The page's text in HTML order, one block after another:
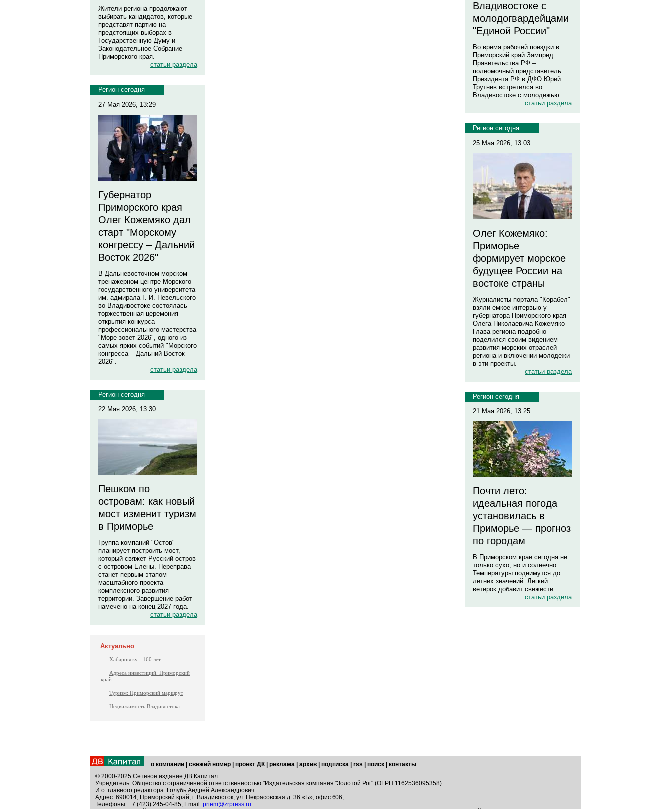
Жители региона продолжают
выбирать кандидатов, которые
представят партию на
предстоящих выборах в
Государственную Думу и
Законодательное Собрание
Приморского края.
статьи раздела
Регион сегодня
27 Мая 2026, 13:29
Губернатор
Приморского края
Олег Кожемяко дал
старт "Морскому
конгрессу – Дальний
Восток 2026"
В Дальневосточном морском
тренажерном центре Морского
государственного университета
им. адмирала Г. И. Невельского
во Владивостоке состоялась
торжественная церемония
открытия конкурса
профессионального мастерства
"Море зовет 2026", одного из
самых ярких событий "Морского
конгресса – Дальний Восток
2026".
статьи раздела
Регион сегодня
22 Мая 2026, 13:30
Пешком по
островам: как новый
мост изменит туризм
в Приморье
Группа компаний "Остов"
планирует построить мост,
который свяжет Русский остров
с островом Елены. Переправа
станет первым этапом
масштабного проекта
комплексного развития
территории. Завершение работ
намечено на конец 2027 года.
статьи раздела
Актуально
Хабаровску - 160 лет
Адреса инвестиций. Приморский
край
Туризм: Приморский маршрут
Недвижимость Владивостока
Владивостоке с
молодогвардейцами
"Единой России"
Во время рабочей поездки в
Приморский край Зампред
Правительства РФ –
полномочный представитель
Президента РФ в ДФО Юрий
Трутнев встретился во
Владивостоке с молодежью.
статьи раздела
Регион сегодня
25 Мая 2026, 13:03
Олег Кожемяко:
Приморье
формирует морское
будущее России на
востоке страны
Журналисты портала "Корабел"
взяли емкое интервью у
губернатора Приморского края
Олега Николаевича Кожемяко
Глава региона подробно
поделился своим видением
развития морских отраслей
региона и включении молодежи
в эти проекты.
статьи раздела
Регион сегодня
21 Мая 2026, 13:25
Почти лето:
идеальная погода
установилась в
Приморье — прогноз
по городам
В Приморском крае сегодня не
только сухо, но и солнечно.
Температуры поднимутся до
летних значений. Легкий
ветерок добавит свежести.
статьи раздела
о компании свежий номер проект ДК реклама архив подписка rss поиск
контакты
© 2000-2025 Сетевое издание ДВ Капитал
Учредитель: Общество с ограниченной ответственностью "Издательская компания "Золотой Рог" (ОГРН 1162536095358)
И.о. главного редактора: Голубь Андрей Александрович
Адрес: 690014, Приморский край, г. Владивосток, ул. Некрасовская д. 36 «Б», офис 606;
Телефоны: +7 (423) 245-04-85; Email: priem@zrpress.ru